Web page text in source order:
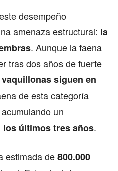
desempeño
amenaza estructural: la
. Aunque la faena
tras dos años de fuerte
siguen en
de esta categoría
un
los últimos tres años.
estimada de800.000